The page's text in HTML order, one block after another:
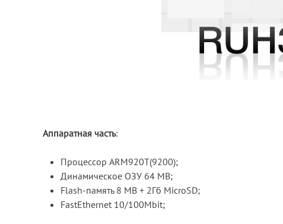
Аппаратная часть:
Процессор ARM920T(9200);
Динамическое ОЗУ 64 MB;
Flash-память 8 MB + 2Гб MicroSD;
FastEthernet 10/100Mbit;